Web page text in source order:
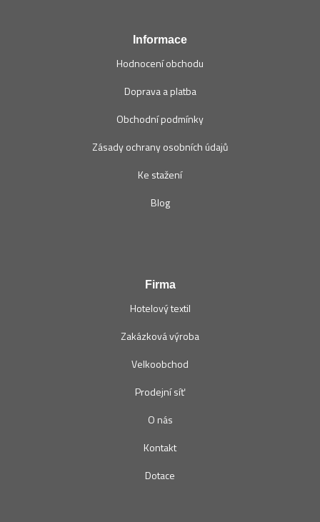
Informace
Hodnocení obchodu
Doprava a platba
Obchodní podmínky
Zásady ochrany osobních údajů
Ke stažení
Blog
Firma
Hotelový textil
Zakázková výroba
Velkoobchod
Prodejní síť
O nás
Kontakt
Dotace